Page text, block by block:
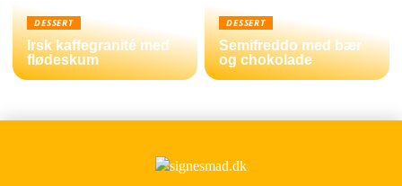
DESSERT
Irsk kaffegranité med
flødeskum
DESSERT
Semifreddo med bær
og chokolade